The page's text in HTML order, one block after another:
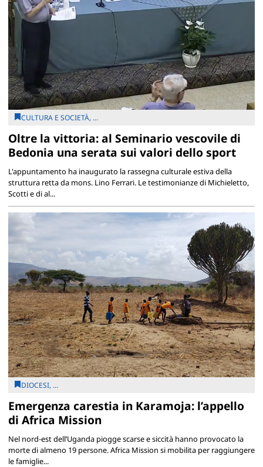
CULTURA E SOCIETÀ, ...
Oltre la vittoria: al Seminario vescovile di
Bedonia una serata sui valori dello sport
L'appuntamento ha inaugurato la rassegna culturale estiva della
struttura retta da mons. Lino Ferrari. Le testimonianze di Michieletto,
Scotti e di al...
DIOCESI, ...
Emergenza carestia in Karamoja: l’appello
di Africa Mission
Nel nord-est dell’Uganda piogge scarse e siccità hanno provocato la
morte di almeno 19 persone. Africa Mission si mobilita per raggiungere
le famiglie...